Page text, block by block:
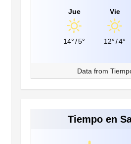
Jue
14° /5°
Vie
12° /4°
Data from
Tiempo en